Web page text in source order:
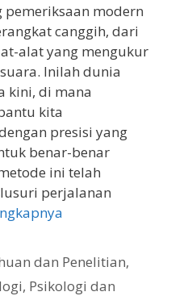
pemeriksaan modern
canggih, dari
alat yang mengukur
Inilah dunia
kini, di mana
kita
presisi yang
benar-benar
ini telah
perjalanan
dan Penelitian,
, Psikologi dan